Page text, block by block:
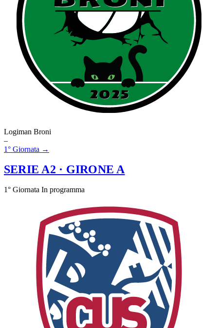
Logiman Broni
–
1° Giornata →
SERIE A2 · GIRONE A
1° Giornata In programma